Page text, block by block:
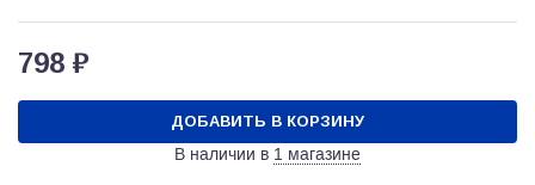
798 ₽
ДОБАВИТЬ В КОРЗИНУ
В наличии в 1 магазине